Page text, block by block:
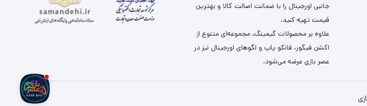
جانبی اورجینال را با ضمانت اصالت کالا و بهترین
قیمت تهیه کنید.
علاوه بر محصولات گیمینگ، مجموعه‌ای متنوع از
اکشن فیگور، فانکو پاپ و لگوهای اورجینال نیز در
عصر بازی عرضه می‌شود.